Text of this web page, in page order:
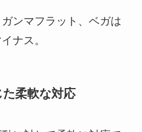
ンマフラット、ベガは
ナス。
柔軟な対応